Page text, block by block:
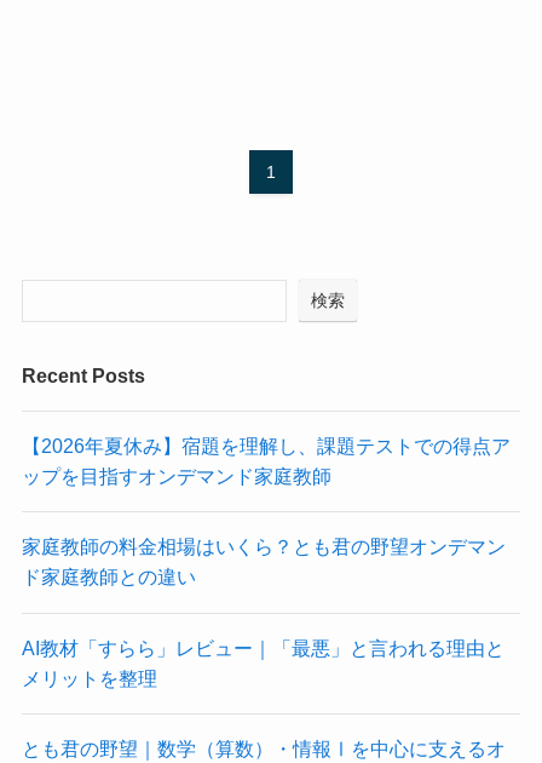
1
検索
Recent Posts
【2026年夏休み】宿題を理解し、課題テストでの得点ア
ップを目指すオンデマンド家庭教師
家庭教師の料金相場はいくら？とも君の野望オンデマン
ド家庭教師との違い
AI教材「すらら」レビュー｜「最悪」と言われる理由と
メリットを整理
とも君の野望｜数学（算数）・情報Ⅰを中心に支えるオ